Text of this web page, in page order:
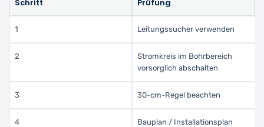
Schritt Prüfung
1 Leitungssucher verwenden
2
Stromkreis im Bohrbereich
vorsorglich abschalten
3 30-cm-Regel beachten
4
Bauplan / Installationsplan